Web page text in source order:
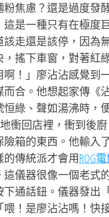
焦慮？還是過度發
是一種只有在極度
走還是該停，因為
搖下車窗，對著紅
！」廖沾沾感覺到
合。他想起家傳《
綠、聲如湯沸時，
衝回店裡，衝到後
箱的東西。他輸入
傳統派才會用ROG
儀器很像一個老式
下通話鈕。儀器發
是廖沾沾嗎！快接